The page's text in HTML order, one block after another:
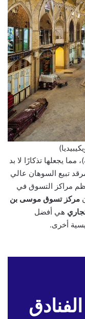
مما يجعلها تذكارًا لا بد
تبيع السوهان عالي
مراكز التسوق في
مركز تسوق موسى بن
هي أفضل
أخرى.